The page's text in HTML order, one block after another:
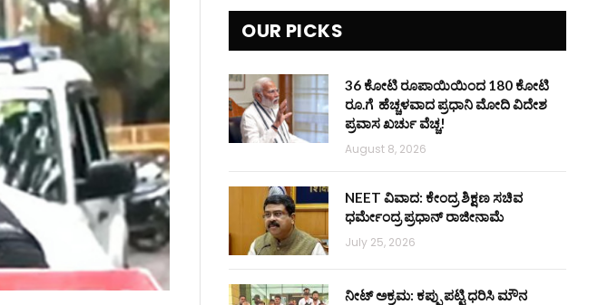
OUR PICKS
36 ಕೋಟಿ ರೂಪಾಯಿಯಿಂದ 180 ಕೋಟಿ
ರೂ.ಗೆ ಹೆಚ್ಚಳವಾದ ಪ್ರಧಾನಿ ಮೋದಿ ವಿದೇಶ
ಪ್ರವಾಸ ಖರ್ಚು ವೆಚ್ಚ!
August 8, 2026
NEET ವಿವಾದ: ಕೇಂದ್ರ ಶಿಕ್ಷಣ ಸಚಿವ
ಧರ್ಮೇಂದ್ರ ಪ್ರಧಾನ್ ರಾಜೀನಾಮೆ
July 25, 2026
ನೀಟ್ ಅಕ್ರಮ: ಕಪ್ಪು ಪಟ್ಟಿ ಧರಿಸಿ ಮೌನ